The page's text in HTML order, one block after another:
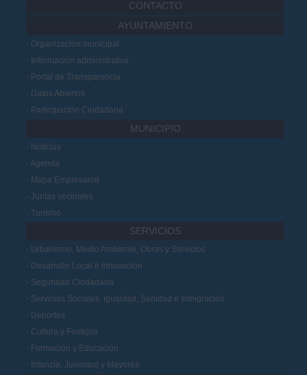
CONTACTO
AYUNTAMIENTO
Organización municipal
Información administrativa
Portal de Transparencia
Datos Abiertos
Participación Ciudadana
MUNICIPIO
Noticias
Agenda
Mapa Empresarial
Juntas vecinales
Turismo
SERVICIOS
Urbanismo, Medio Ambiente, Obras y Servicios
Desarrollo Local e Innovación
Seguridad Ciudadana
Servicios Sociales, Igualdad, Sanidad e Inmigración
Deportes
Cultura y Festejos
Formación y Educación
Infancia, Juventud y Mayores